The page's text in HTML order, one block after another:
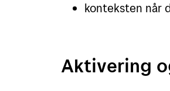
konteksten når
Aktivering